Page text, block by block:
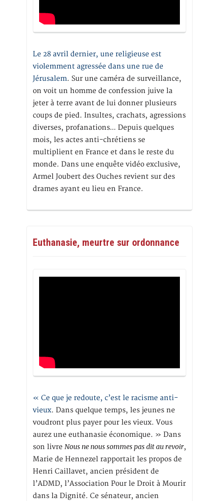
Le 28 avril dernier, une religieuse est
violemment agressée dans une rue de
Jérusalem. Sur une caméra de surveillance,
on voit un homme de confession juive la
jeter à terre avant de lui donner plusieurs
coups de pied. Insultes, crachats, agressions
diverses, profanations… Depuis quelques
mois, les actes anti-chrétiens se
multiplient en France et dans le reste du
monde. Dans une enquête vidéo exclusive,
Armel Joubert des Ouches revient sur des
drames ayant eu lieu en France.
Euthanasie, meurtre sur ordonnance
« Ce que je redoute, c’est le racisme anti-
vieux. Dans quelque temps, les jeunes ne
voudront plus payer pour les vieux. Vous
aurez une euthanasie économique. » Dans
son livre Nous ne nous sommes pas dit au revoir,
Marie de Hennezel rapportait les propos de
Henri Caillavet, ancien président de
l’ADMD, l’Association Pour le Droit à Mourir
dans la Dignité. Ce sénateur, ancien